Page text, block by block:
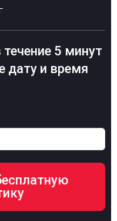
5 минут
дату и время